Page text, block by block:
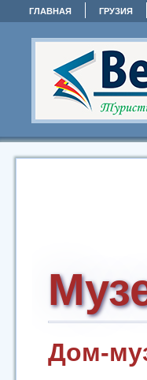
ГЛАВНАЯ ГРУЗИЯ
Дом-